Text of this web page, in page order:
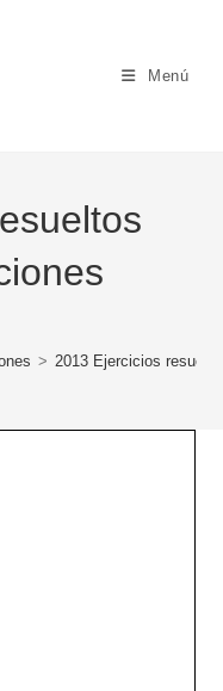
Menú
> 2013 Ejercicios